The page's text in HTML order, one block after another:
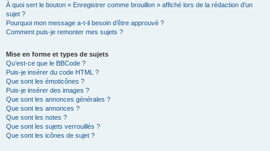
À quoi sert le bouton « Enregistrer comme brouillon » affiché lors de la rédaction d’un
sujet ?
Pourquoi mon message a-t-il besoin d’être approuvé ?
Comment puis-je remonter mes sujets ?
Mise en forme et types de sujets
Qu’est-ce que le BBCode ?
Puis-je insérer du code HTML ?
Que sont les émoticônes ?
Puis-je insérer des images ?
Que sont les annonces générales ?
Que sont les annonces ?
Que sont les notes ?
Que sont les sujets verrouillés ?
Que sont les icônes de sujet ?